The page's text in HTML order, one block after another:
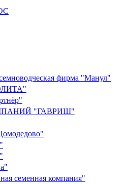
фирма "Манул"
"ГАВРИШ"
семенная компания"